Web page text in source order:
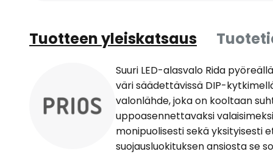
Tuotteen yleiskatsaus
Suuri LED-alasvalo Rida
väri säädettävissä DIP-
valonlähde, joka on kooltaan
uppoasennettavaksi
monipuolisesti sekä yksityisesti
suojausluokituksen ansiosta se